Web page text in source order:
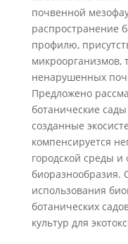
почвенной
распространение
профилю,
микроорганизмов,
ненарушенных
Предложено
ботанические
созданные
компенсируется
городской среды
биоразнообразия.
использования
ботанических
культур для